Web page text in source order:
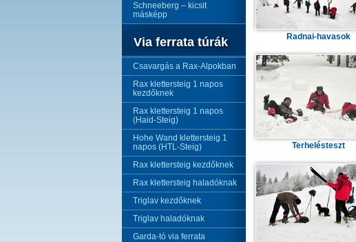
Schneeberg – kicsit
másképp
Via ferrata túrák
Csavargás a Rax-Alpokban
Rax klettersteig 1 napos
kezdőknek
Rax klettersteig 1 napos
(Haid-Steig)
Hohe Wand klettersteig 1
napos (HTL-Steig)
Rax klettersteig kezdőknek
Rax klettersteig haladóknak
Triglav kezdőknek
Triglav haladóknak
Garda-tó via ferrata
Radnai-havasok
Terhelésteszt